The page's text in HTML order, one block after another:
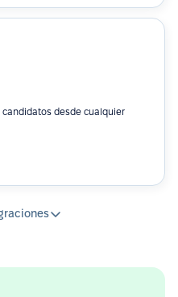
candidatos desde cualquier